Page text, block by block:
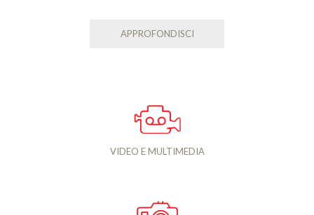
APPROFONDISCI
VIDEO E MULTIMEDIA